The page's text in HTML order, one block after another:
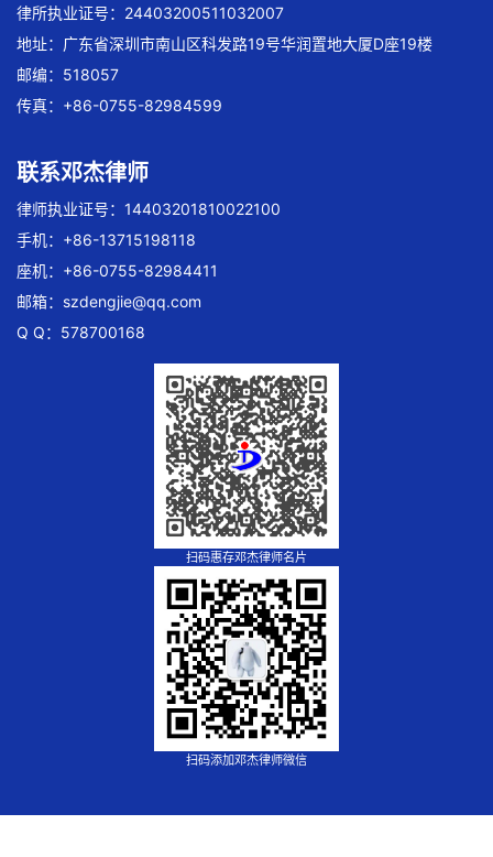
律所执业证号：24403200511032007
地址：广东省深圳市南山区科发路19号华润置地大厦D座19楼
邮编：518057
传真：+86-0755-82984599
联系邓杰律师
律师执业证号：14403201810022100
手机：+86-13715198118
座机：+86-0755-82984411
邮箱： szdengjie@qq.com
Q Q：578700168
扫码惠存邓杰律师名片
扫码添加邓杰律师微信